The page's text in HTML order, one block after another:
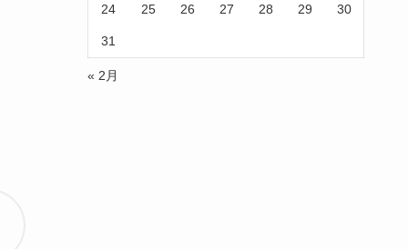
24 25 26 27 28 29 30
31
« 2月